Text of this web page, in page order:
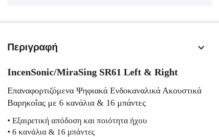
Περιγραφή
IncenSonic/MiraSing SR61 Left & Right
Επαναφορτιζόμενα Ψηφιακά Ενδοκαναλικά Ακουστικά
Βαρηκοΐας με 6 κανάλια & 16 μπάντες
• Εξαιρετική απόδοση και ποιότητα ήχου
• 6 κανάλια & 16 μπάντες